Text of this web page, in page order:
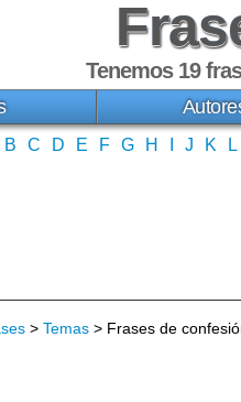
Tenemos 19
B C D E F G H J K L
> Temas > Frases de